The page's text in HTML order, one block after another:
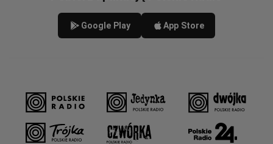
Google Play App Store